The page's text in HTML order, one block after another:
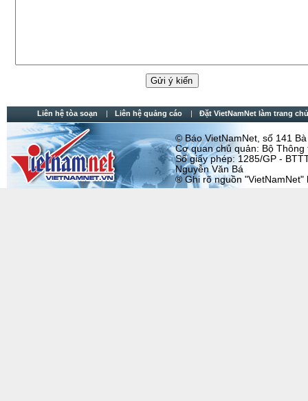
Liên hệ tòa soạn Liên hệ quảng cáo Đặt VietNamNet làm trang chủ
© Báo VietNamNet, số 141
Cơ quan chủ quản: Bộ Thông
Số giấy phép: 1285/GP -
Nguyễn Văn Bá
® Ghi rõ nguồn "VietNamNet"